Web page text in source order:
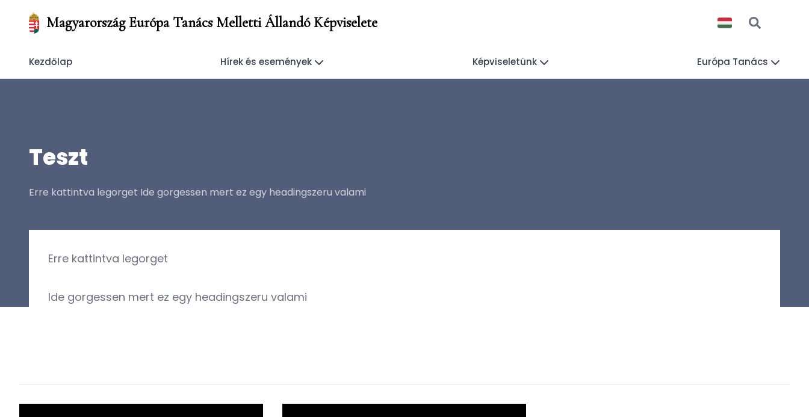
Magyarország Európa Tanács Melletti Állandó Képviselete
Kezdőlap Hírek és események Képviseletünk Európa Tanács
Teszt
Erre kattintva legorget Ide gorgessen mert ez egy headingszeru valami
Erre kattintva legorget
Ide gorgessen mert ez egy headingszeru valami